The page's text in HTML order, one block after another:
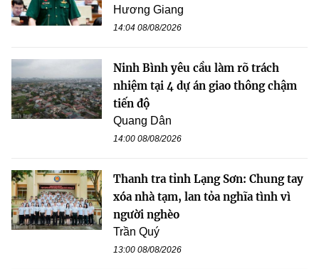
Hương Giang
14:04 08/08/2026
Ninh Bình yêu cầu làm rõ trách
nhiệm tại 4 dự án giao thông chậm
tiến độ
Quang Dân
14:00 08/08/2026
Thanh tra tỉnh Lạng Sơn: Chung tay
xóa nhà tạm, lan tỏa nghĩa tình vì
người nghèo
Trần Quý
13:00 08/08/2026